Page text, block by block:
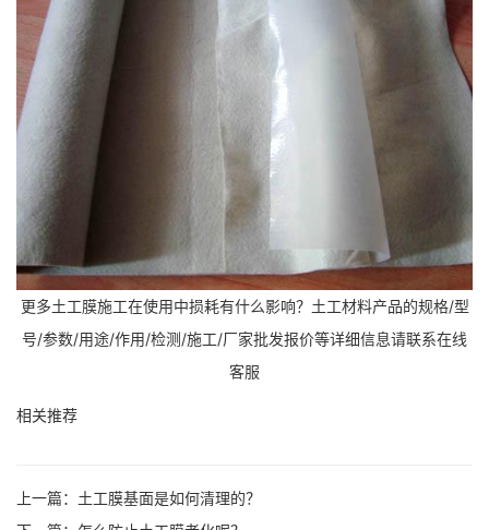
更多土工膜施工在使用中损耗有什么影响？土工材料产品的规格/型
号/参数/用途/作用/检测/施工/厂家批发报价等详细信息请联系在线
客服
相关推荐
上一篇： 土工膜基面是如何清理的？